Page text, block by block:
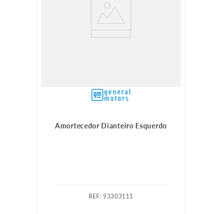
Amortecedor Dianteiro Esquerdo
:93303111